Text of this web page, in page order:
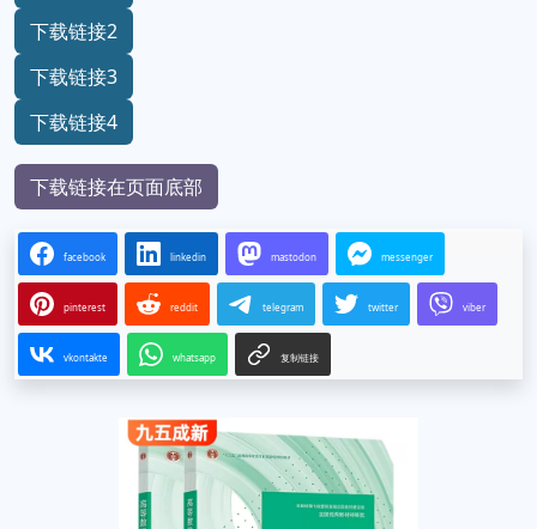
下载链接2
下载链接3
下载链接4
下载链接在页面底部
facebook linkedin mastodon messenger
pinterest reddit telegram twitter viber
vkontakte whatsapp 复制链接